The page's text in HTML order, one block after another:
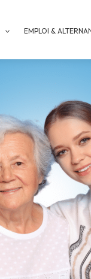
EMPLOI &